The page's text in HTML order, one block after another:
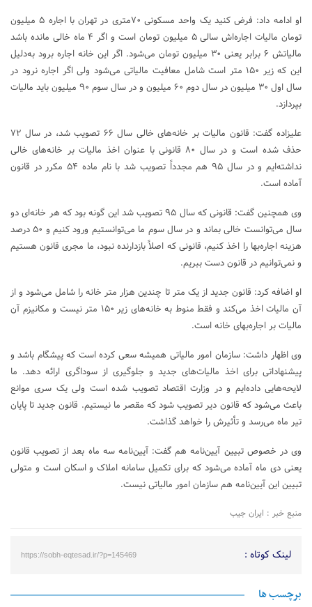
او ادامه داد: فرض کنید یک واحد مسکونی ۷۰متری در تهران با اجاره ۵ میلیون
تومان مالیات اجاره‌اش سالی ۵ میلیون تومان است و اگر ۴ ماه خالی مانده باشد
مالیاتش ۶ برابر یعنی ۳۰ میلیون تومان می‌شود. اگر این خانه اجاره برود به‌دلیل
این که زیر ۱۵۰ متر است شامل معافیت مالیاتی می‌شود ولی اگر اجاره نرود در
سال اول ۳۰ میلیون در سال دوم ۶۰ میلیون و در سال سوم ۹۰ میلیون باید مالیات
بپردازد.
علیزاده گفت: قانون مالیات بر خانه‌های خالی سال ۶۶ تصویب شد، در سال ۷۲
حذف شده است و در سال ۸۰ قانونی با عنوان اخذ مالیات بر خانه‌های خالی
نداشته‌ایم و در سال ۹۵ هم مجدداً تصویب شد با نام ماده ۵۴ مکرر در قانون
آماده است.
وی همچنین گفت: قانونی که سال ۹۵ تصویب شد این گونه بود که هر خانه‌ای دو
سال می‌توانست خالی بماند و در سال سوم ما می‌توانستیم ورود کنیم و ۵۰ درصد
هزینه اجاره‌بها را اخذ کنیم، قانونی که اصلاً بازدارنده نبود، ما مجری قانون هستیم
و نمی‌توانیم در قانون دست ببریم.
او اضافه کرد: قانون جدید از یک متر تا چندین هزار متر خانه را شامل می‌شود و از
آن مالیات اخذ می‌کند و فقط منوط به خانه‌های زیر ۱۵۰ متر نیست و مکانیزم آن
مالیات بر اجاره‌بهای خانه است.
وی اظهار داشت: سازمان امور مالیاتی همیشه سعی کرده است که پیشگام باشد و
پیشنهاداتی برای اخذ مالیات‌های جدید و جلوگیری از سوداگری ارائه دهد. ما
لایحه‌هایی داده‌ایم و در وزارت اقتصاد تصویب شده است ولی یک سری موانع
باعث می‌شود که قانون دیر تصویب شود که مقصر ما نیستیم. قانون جدید تا پایان
تیر ماه می‌رسد و تأثیرش را خواهد گذاشت.
وی در خصوص تبیین آیین‌نامه هم گفت: آیین‌نامه سه ماه بعد از تصویب قانون
یعنی دی ماه آماده می‌شود که برای تکمیل سامانه املاک و اسکان است و متولی
تبیین این آیین‌نامه هم سازمان امور مالیاتی نیست.
منبع خبر : ایران جیب
لینک کوتاه : https://sobh-eqtesad.ir/?p=145469
برچسب ها